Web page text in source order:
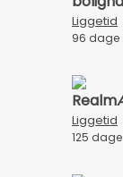
Liggetid
96 dage
Liggetid
125 dage